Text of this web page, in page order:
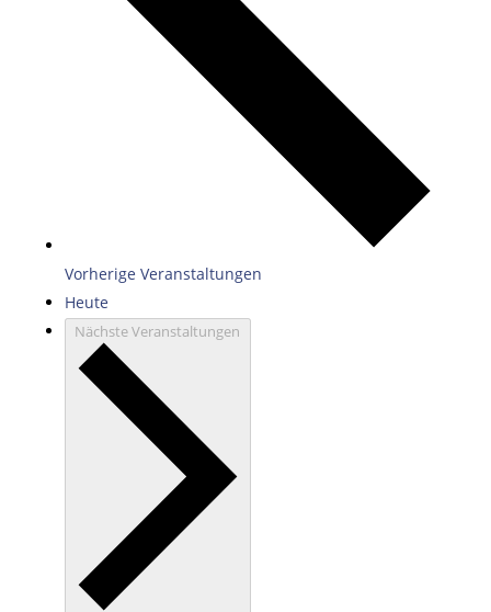
Vorherige Veranstaltungen
Heute
NächsteVeranstaltungen